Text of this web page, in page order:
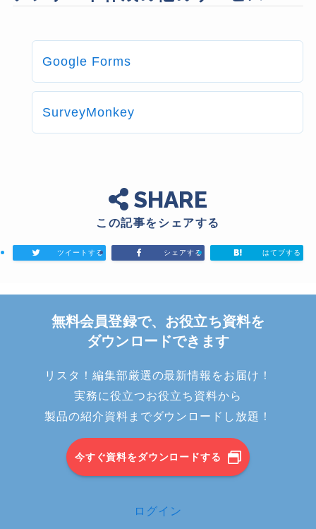
Google Forms
SurveyMonkey
SHARE
この記事をシェアする
ツイートする シェアする はてブする
無料会員登録で、お役立ち資料を
ダウンロードできます
リスタ！編集部厳選の最新情報をお届け！
実務に役立つお役立ち資料から
製品の紹介資料までダウンロードし放題！
今すぐ資料をダウンロードする
ログイン